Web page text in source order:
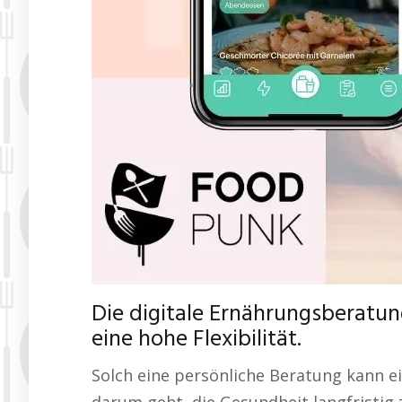
Die digitale
eine hohe Flexibilität.
Solch eine persönliche Beratung kann